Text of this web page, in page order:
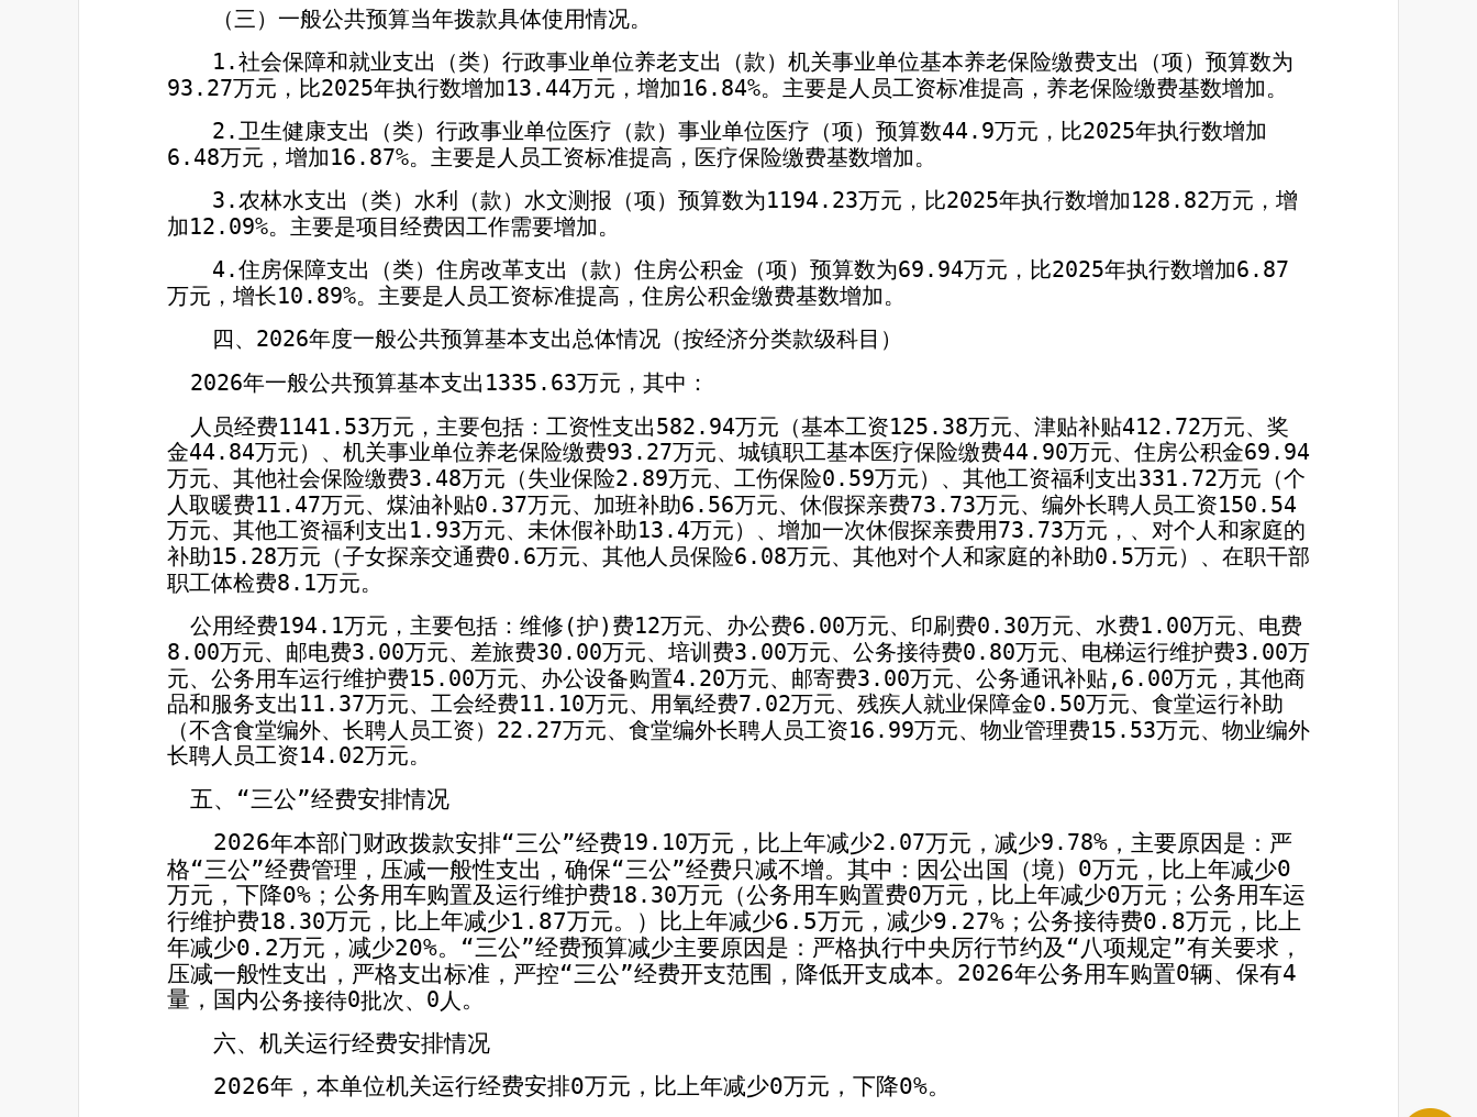
（三）一般公共预算当年拨款具体使用情况。
1.社会保障和就业支出（类）行政事业单位养老支出（款）机关事业单位基本养老保险缴费支出（项）预算数为
93.27万元，比2025年执行数增加13.44万元，增加16.84%。主要是人员工资标准提高，养老保险缴费基数增加。
2.卫生健康支出（类）行政事业单位医疗（款）事业单位医疗（项）预算数44.9万元，比2025年执行数增加
6.48万元，增加16.87%。主要是人员工资标准提高，医疗保险缴费基数增加。
3.农林水支出（类）水利（款）水文测报（项）预算数为1194.23万元，比2025年执行数增加128.82万元，增
加12.09%。主要是项目经费因工作需要增加。
4.住房保障支出（类）住房改革支出（款）住房公积金（项）预算数为69.94万元，比2025年执行数增加6.87
万元，增长10.89%。主要是人员工资标准提高，住房公积金缴费基数增加。
四、 2026年度一般公共预算基本支出总体情况（按经济分类款级科目）
2026年一般公共预算基本支出 1335.63万元，其中：
人员经费1141.53万元，主要包括：工资性支出582.94万元（基本工资125.38万元、津贴补贴412.72万元、奖
金44.84万元）、机关事业单位养老保险缴费93.27万元、城镇职工基本医疗保险缴费44.90万元、住房公积金69.94
万元、其他社会保险缴费3.48万元（失业保险2.89万元、工伤保险0.59万元）、其他工资福利支出331.72万元（个
人取暖费11.47万元、煤油补贴0.37万元、加班补助6.56万元、休假探亲费73.73万元、编外长聘人员工资150.54
万元、其他工资福利支出 1.93万元、未休假补助13.4万元）、增加一次休假探亲费用73.73万元，、对个人和家庭的
补助15.28万元（子女探亲交通费0.6万元、其他人员保险6.08万元、其他对个人和家庭的补助0.5万元）、在职干部
职工体检费8.1万元。
公用经费194.1万元，主要包括：维修 (护) 费12万元、办公费6.00万元、印刷费0.30万元、水费1.00万元、电费
8.00万元、邮电费3.00万元、差旅费30.00万元、培训费3.00万元、公务接待费0.80万元、电梯运行维护费3.00万
元、公务用车运行维护费15.00万元、办公设备购置4.20万元、邮寄费3.00万元、公务通讯补贴,6.00万元，其他商
品和服务支出 11.37万元、工会经费11.10万元、用氧经费7.02万元、残疾人就业保障金0.50万元、食堂运行补助
（不含食堂编外、长聘人员工资） 22.27万元、食堂编外长聘人员工资16.99万元、物业管理费15.53万元、物业编外
长聘人员工资14.02万元。
五、“三公”经费安排情况
2026年本部门财政拨款安排“三公”经费19.10万元，比上年减少2.07万元，减少9.78% ，主要原因是：严
格“三公”经费管理，压减一般性支出，确保“三公”经费只减不增。其中：因公出国（境） 0万元，比上年减少0
万元，下降0% ；公务用车购置及运行维护费18.30万元（公务用车购置费0万元，比上年减少0万元；公务用车运
行维护费18.30万元，比上年减少1.87万元。）比上年减少6.5万元，减少9.27% ；公务接待费0.8万元，比上
年减少0.2万元，减少20%。“三公”经费预算减少主要原因是：严格执行中央厉行节约及“八项规定”有关要求，
压减一般性支出，严格支出标准，严控“三公”经费开支范围，降低开支成本。 2026年公务用车购置0辆、保有4
量，国内公务接待0批次、 0 人 。
六、机关运行经费安排情况
2026年，本单位机关运行经费安排0万元，比上年减少0万元，下降0%。